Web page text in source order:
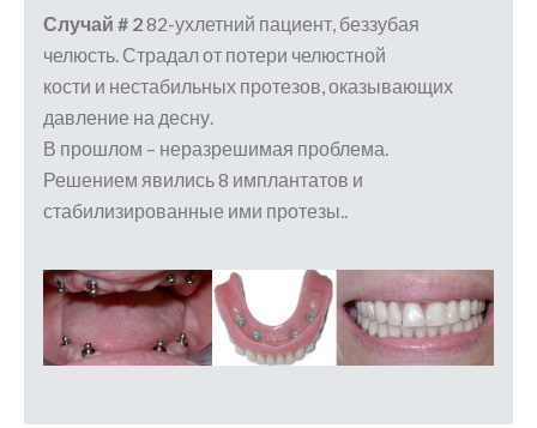
Случай # 282-ухлетний пациент, беззубая
челюсть. Страдал от потери челюстной
кости и нестабильных протезов, оказывающих
давление на десну.
В прошлом – неразрешимая проблема.
Решением явились 8 имплантатов и
стабилизированные ими протезы..